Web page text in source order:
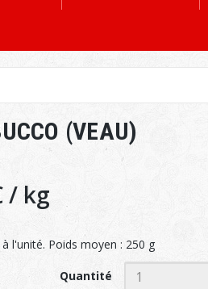
(VEAU)
/ kg
l'unité. Poids moyen : 250 g
Quantité